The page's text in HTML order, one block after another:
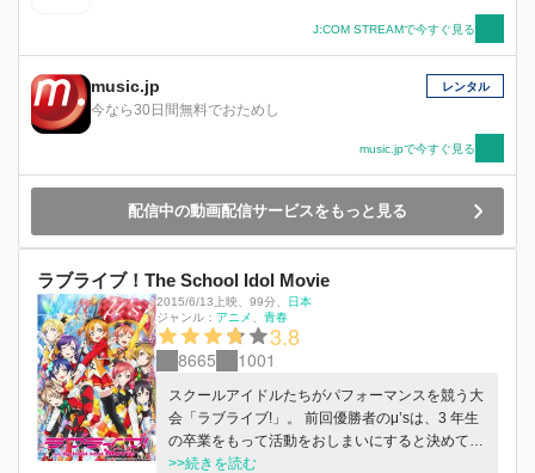
J:COM STREAMで今すぐ見る
music.jp
今なら30日間無料でおためし
レンタル
music.jpで今すぐ見る
配信中の動画配信サービスをもっと見る
ラブライブ！The School Idol Movie
2015/6/13上映 99分
日本
ジャンル： アニメ 青春
3.8
8665 1001
スクールアイドルたちがパフォーマンスを競う大
会「ラブライブ!」。 前回優勝者のμ’sは、3 年生
の卒業をもって活動をおしまいにすると決めてい
たが、 卒業式の直後、μ’sのもとに飛び込んで来
>>続きを読む